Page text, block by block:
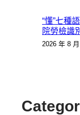
“懂”七種
院勞檢識
2026 年 8